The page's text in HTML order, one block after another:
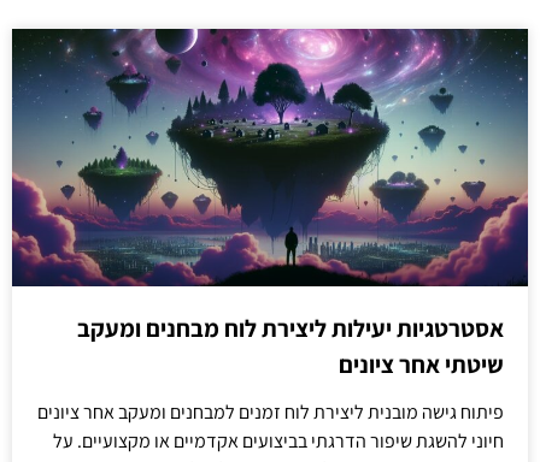
אסטרטגיות יעילות ליצירת לוח מבחנים ומעקב
שיטתי אחר ציונים
פיתוח גישה מובנית ליצירת לוח זמנים למבחנים ומעקב אחר ציונים
חיוני להשגת שיפור הדרגתי בביצועים אקדמיים או מקצועיים. על